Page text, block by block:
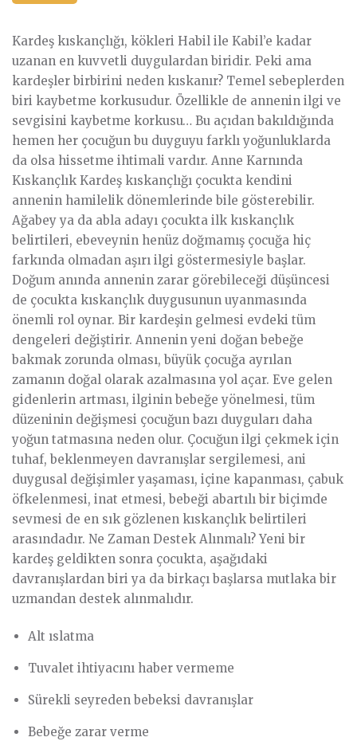
Kardeş kıskançlığı, kökleri Habil ile Kabil’e kadar
uzanan en kuvvetli duygulardan biridir. Peki ama
kardeşler birbirini neden kıskanır? Temel sebeplerden
biri kaybetme korkusudur. Özellikle de annenin ilgi ve
sevgisini kaybetme korkusu… Bu açıdan bakıldığında
hemen her çocuğun bu duyguyu farklı yoğunluklarda
da olsa hissetme ihtimali vardır. Anne Karnında
Kıskançlık Kardeş kıskançlığı çocukta kendini
annenin hamilelik dönemlerinde bile gösterebilir.
Ağabey ya da abla adayı çocukta ilk kıskançlık
belirtileri, ebeveynin henüz doğmamış çocuğa hiç
farkında olmadan aşırı ilgi göstermesiyle başlar.
Doğum anında annenin zarar görebileceği düşüncesi
de çocukta kıskançlık duygusunun uyanmasında
önemli rol oynar. Bir kardeşin gelmesi evdeki tüm
dengeleri değiştirir. Annenin yeni doğan bebeğe
bakmak zorunda olması, büyük çocuğa ayrılan
zamanın doğal olarak azalmasına yol açar. Eve gelen
gidenlerin artması, ilginin bebeğe yönelmesi, tüm
düzeninin değişmesi çocuğun bazı duyguları daha
yoğun tatmasına neden olur. Çocuğun ilgi çekmek için
tuhaf, beklenmeyen davranışlar sergilemesi, ani
duygusal değişimler yaşaması, içine kapanması, çabuk
öfkelenmesi, inat etmesi, bebeği abartılı bir biçimde
sevmesi de en sık gözlenen kıskançlık belirtileri
arasındadır. Ne Zaman Destek Alınmalı? Yeni bir
kardeş geldikten sonra çocukta, aşağıdaki
davranışlardan biri ya da birkaçı başlarsa mutlaka bir
uzmandan destek alınmalıdır.
Alt ıslatma
Tuvalet ihtiyacını haber vermeme
Sürekli seyreden bebeksi davranışlar
Bebeğe zarar verme